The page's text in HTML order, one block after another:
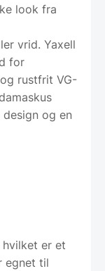
look fra
vrid. Yaxell
for
rustfrit VG-
og en
er et
egnet til